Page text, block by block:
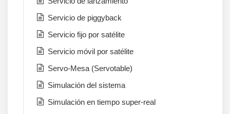
Servicio de piggyback
Servicio fijo por satélite
Servicio móvil por satélite
Servo-Mesa (Servotable)
Simulación del sistema
Simulación en tiempo super-real